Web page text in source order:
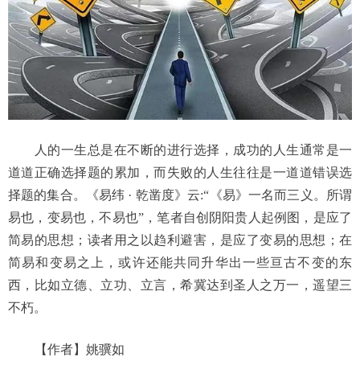
人的一生总是在不断的进行选择，成功的人生通常是一
道道正确选择题的累加，而失败的人生往往是一道道错误选
择题的集合。《易纬 · 乾凿度》云:“ 《易》一名而三义。所谓
易也，变易也，不易也”，笔者自创阴阳贵人起例图，是应了
简易的思想；读者用之以趋利避害，是应了变易的思想；在
简易和变易之上，或许还能共同升华出一些亘古不变的东
西，比如立德、立功、立言，希冀达到圣人之万一，遥望三
不朽。
【作者】姚骥如